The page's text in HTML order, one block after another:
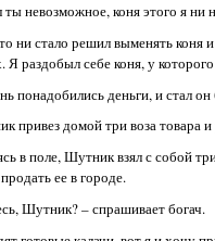
ты невозможное, коня этого я
ни стало решил выменять
Я раздобыл себе коня, у
понадобились деньги, и стал он
привез домой три воза товара
в поле, Шутник взял с собой
ее в городе.
Шутник? – спрашивает богач.